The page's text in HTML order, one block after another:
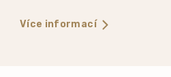
Více informací